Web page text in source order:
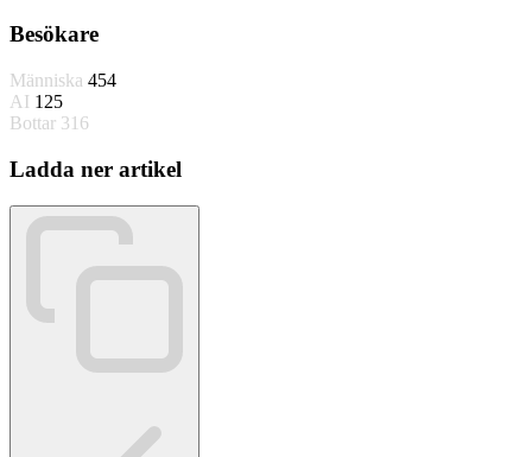
Besökare
Människa 454
AI 125
Bottar 316
Ladda ner artikel